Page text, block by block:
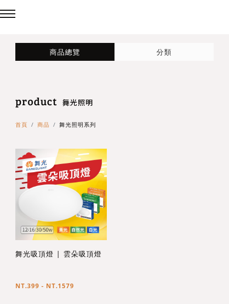
回主選單
台灣製造✨熱銷款✨
Panasonic 國際牌燈具
72w / 96w 系列
回主選單
造型吸頂燈
回主選單
壁燈
商品總覽 分類
product 舞光照明
首頁 商品 舞光照明系列
舞光吸頂燈 | 雲朵吸頂燈
NT.399 - NT.1579